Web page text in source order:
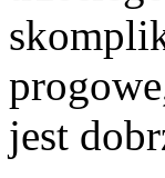
jest